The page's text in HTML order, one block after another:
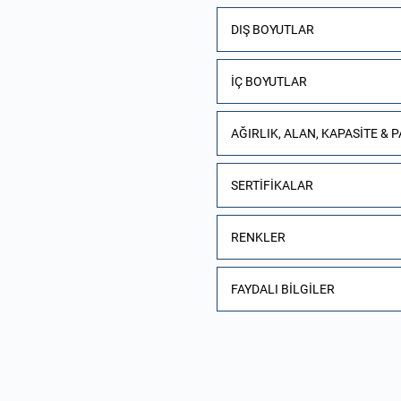
DIŞ BOYUTLAR
İÇ BOYUTLAR
AĞIRLIK, ALAN, KAPASITE &
SERTIFIKALAR
RENKLER
FAYDALI BILGILER